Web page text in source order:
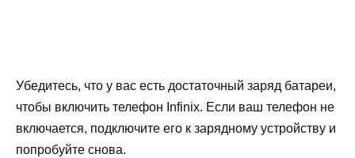
Убедитесь, что у вас есть достаточный заряд батареи,
чтобы включить телефон Infinix. Если ваш телефон не
включается, подключите его к зарядному устройству и
попробуйте снова.